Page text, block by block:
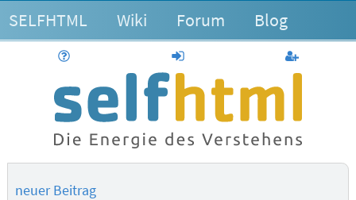
SELFHTML Wiki Forum Blog
anmelden
neuer Beitrag